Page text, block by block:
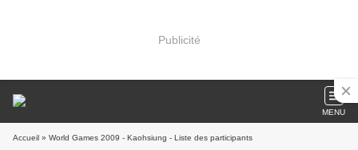
Publicité
MENU
Accueil » World Games 2009 - Kaohsiung - Liste des participants